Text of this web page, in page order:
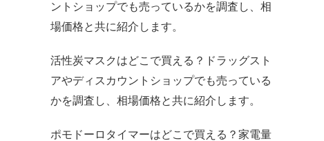
ントショップでも売っているかを調査し、相
場価格と共に紹介します。
活性炭マスクはどこで買える？ドラッグスト
アやディスカウントショップでも売っている
かを調査し、相場価格と共に紹介します。
ポモドーロタイマーはどこで買える？家電量